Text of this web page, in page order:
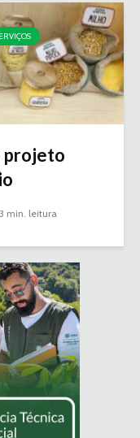
projeto
3 min. leitura